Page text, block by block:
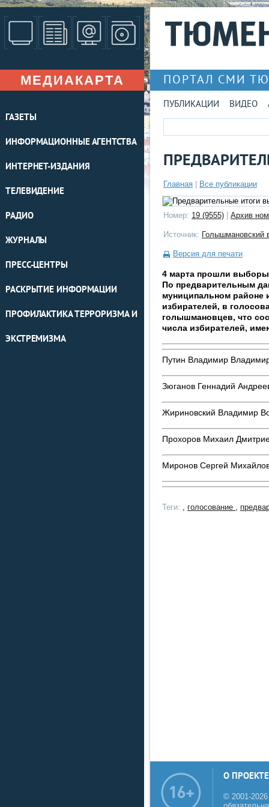
МЕДИАКАРТА
ГАЗЕТЫ
ИНФОРМАЦИОННЫЕ АГЕНТСТВА
ИНТЕРНЕТ-ИЗДАНИЯ
ТЕЛЕВИДЕНИЕ
РАДИО
ЖУРНАЛЫ
ПРЕСС-ЦЕНТРЫ
РАСКРЫТИЕ ИНФОРМАЦИИ
ПРОФИЛАКТИКА ТЕРРОРИЗМА И
ЭКСТРЕМИЗМА
ПОРТАЛ СМИ
ПУБЛИКАЦИИ ВИДЕО
Главная Все публикации
Номер: 19 (9555) Архив
Источник: Голышмановский
Версия для печати
4 марта прошли выборы
По предварительным
муниципальном районе
избирателей, в
голышмановцев, что
числа избирателей,
Путин Владимир
Зюганов Геннадий
Жириновский Владимир
Прохоров Михаил
Миронов Сергей
Теги: , голосование ,
О ПРОЕКТЕ
© 2001-